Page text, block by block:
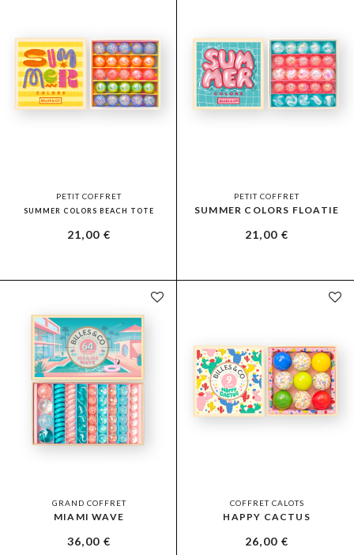
PETIT COFFRET
SUMMER COLORS BEACH TOTE
21,00€
PETIT COFFRET
SUMMER COLORS FLOATIE
21,00€
GRAND COFFRET
MIAMI WAVE
36,00€
COFFRET CALOTS
HAPPY CACTUS
26,00€